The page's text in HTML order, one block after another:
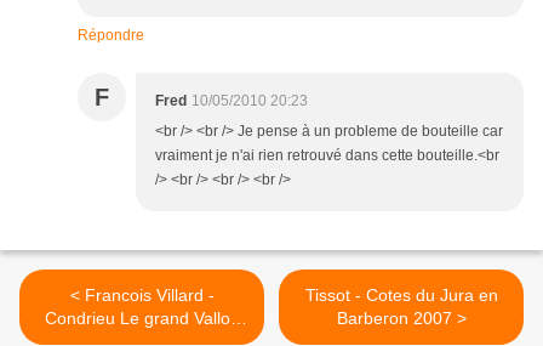
Répondre
F Fred 10/05/2010 20:23
<br /> <br /> Je pense à un probleme de bouteille car
vraiment je n'ai rien retrouvé dans cette bouteille.<br
/> <br /> <br /> <br />
< Francois Villard -
Condrieu Le grand Vallon
2008
Tissot - Cotes du Jura en
Barberon 2007 >